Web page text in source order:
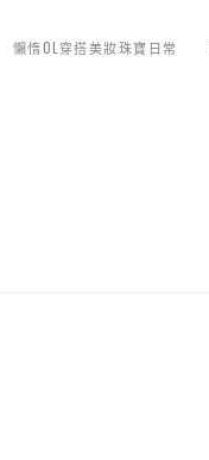
懶惰OL穿搭美妝珠寶日常